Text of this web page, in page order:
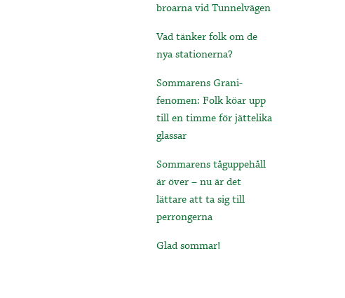
broarna vid Tunnelvägen
Vad tänker folk om de
nya stationerna?
Sommarens Grani-
fenomen: Folk köar upp
till en timme för jättelika
glassar
Sommarens tåguppehåll
är över – nu är det
lättare att ta sig till
perrongerna
Glad sommar!